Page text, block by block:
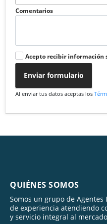
Comentarios
Acepto recibir
Enviar formulario
Al enviar tus datos aceptas los
QUIÉNES SOMOS
Somos un grupo de
de experiencia atendiendo
y servicio integral al